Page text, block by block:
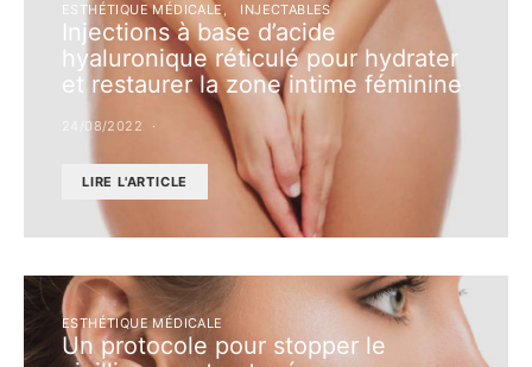
ESTHÉTIQUE MÉDICALE INJECTABLES
Injections à base d’acide
hyaluronique réticulé pour hydrater
et restaurer la zone intime féminine
24/08/2022
LIRE L'ARTICLE
ESTHÉTIQUE MÉDICALE
Un protocole pour stopper le